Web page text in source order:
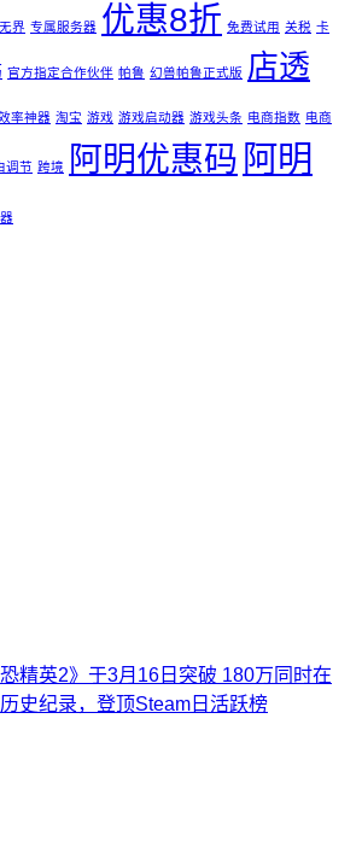
界 专属服务器 优惠8折 免费试用 关税 卡
官方指定合作伙伴 帕鲁 幻兽帕鲁正式版 店透
率神器 淘宝 游戏 游戏启动器 游戏头条 电商指数 电商
调节 跨境 阿明优惠码 阿明
精英2》于3月16日突破 ​180万同时在
史纪录，登顶Steam日活跃榜